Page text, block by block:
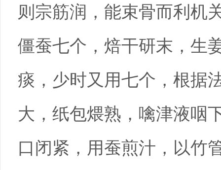
则宗筋润，能束骨而利机
僵蚕七个，焙干研末，生
痰，少时又用七个，根据
大，纸包煨熟，噙津液咽
口闭紧，用蚕煎汁，以竹